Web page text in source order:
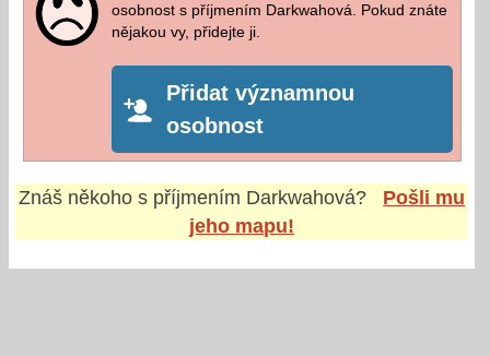
osobnost s příjmením Darkwahová. Pokud znáte
nějakou vy, přidejte ji.
Přidat významnou
osobnost
Znáš někoho s příjmením Darkwahová?
Pošli mu
jeho mapu!